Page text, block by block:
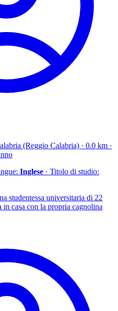
(Reggio Calabria) · 0.0 km ·
Inglese · Titolo di studio:
studentessa universitaria di 22
casa con la propria cagnolina